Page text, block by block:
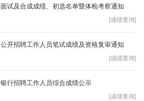
试及合成成绩、初选名单暨体检考察通知
[成绩查询]
开招聘工作人员笔试成绩及资格复审通知
[成绩查询]
行招聘工作人员综合成绩公示
[成绩查询]